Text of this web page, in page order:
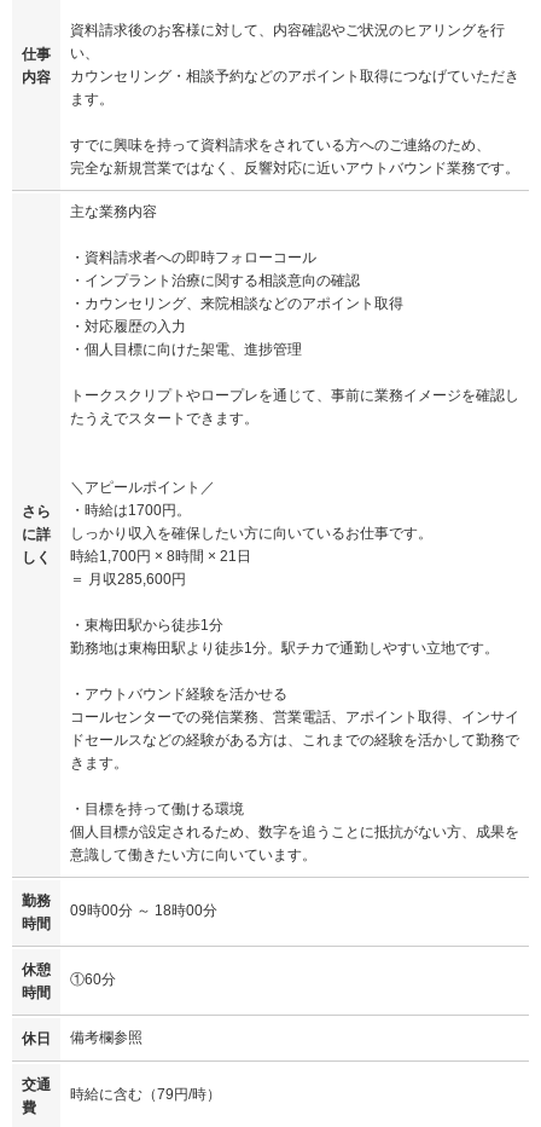
仕事
内容
資料請求後のお客様に対して、内容確認やご状況のヒアリングを行
い、
カウンセリング・相談予約などのアポイント取得につなげていただき
ます。
すでに興味を持って資料請求をされている方へのご連絡のため、
完全な新規営業ではなく、反響対応に近いアウトバウンド業務です。
さら
に詳
しく
主な業務内容
・資料請求者への即時フォローコール
・インプラント治療に関する相談意向の確認
・カウンセリング、来院相談などのアポイント取得
・対応履歴の入力
・個人目標に向けた架電、進捗管理
トークスクリプトやロープレを通じて、事前に業務イメージを確認し
たうえでスタートできます。
＼アピールポイント／
・時給は1700円。
しっかり収入を確保したい方に向いているお仕事です。
時給1,700円 × 8時間 × 21日
＝ 月収285,600円
・東梅田駅から徒歩1分
勤務地は東梅田駅より徒歩1分。駅チカで通勤しやすい立地です。
・アウトバウンド経験を活かせる
コールセンターでの発信業務、営業電話、アポイント取得、インサイ
ドセールスなどの経験がある方は、これまでの経験を活かして勤務で
きます。
・目標を持って働ける環境
個人目標が設定されるため、数字を追うことに抵抗がない方、成果を
意識して働きたい方に向いています。
勤務
時間
09時00分 ～ 18時00分
休憩
時間
①60分
休日 備考欄参照
交通
費
時給に含む（79円/時）